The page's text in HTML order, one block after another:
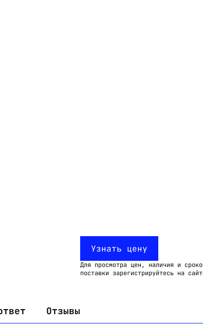
Узнать цену
Для просмотра цен, наличия и
поставки зарегистрируйтесь на
Отзывы